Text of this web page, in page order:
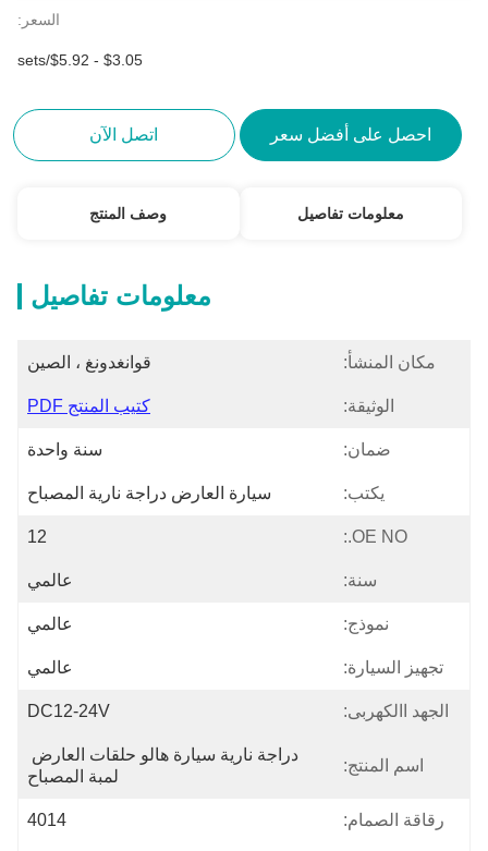
السعر:
$3.05 - $5.92/sets
احصل على أفضل سعر اتصل الآن
معلومات تفاصيل وصف المنتج
معلومات تفاصيل
مكان المنشأ: قوانغدونغ ، الصين
الوثيقة: كتيب المنتج PDF
ضمان: سنة واحدة
يكتب: سيارة العارض دراجة نارية المصباح
OE NO.:
12
سنة: عالمي
نموذج: عالمي
تجهيز السيارة: عالمي
الجهد االكهربى: DC12-24V
اسم المنتج:
لمبة المصباح
رقاقة الصمام: 4014